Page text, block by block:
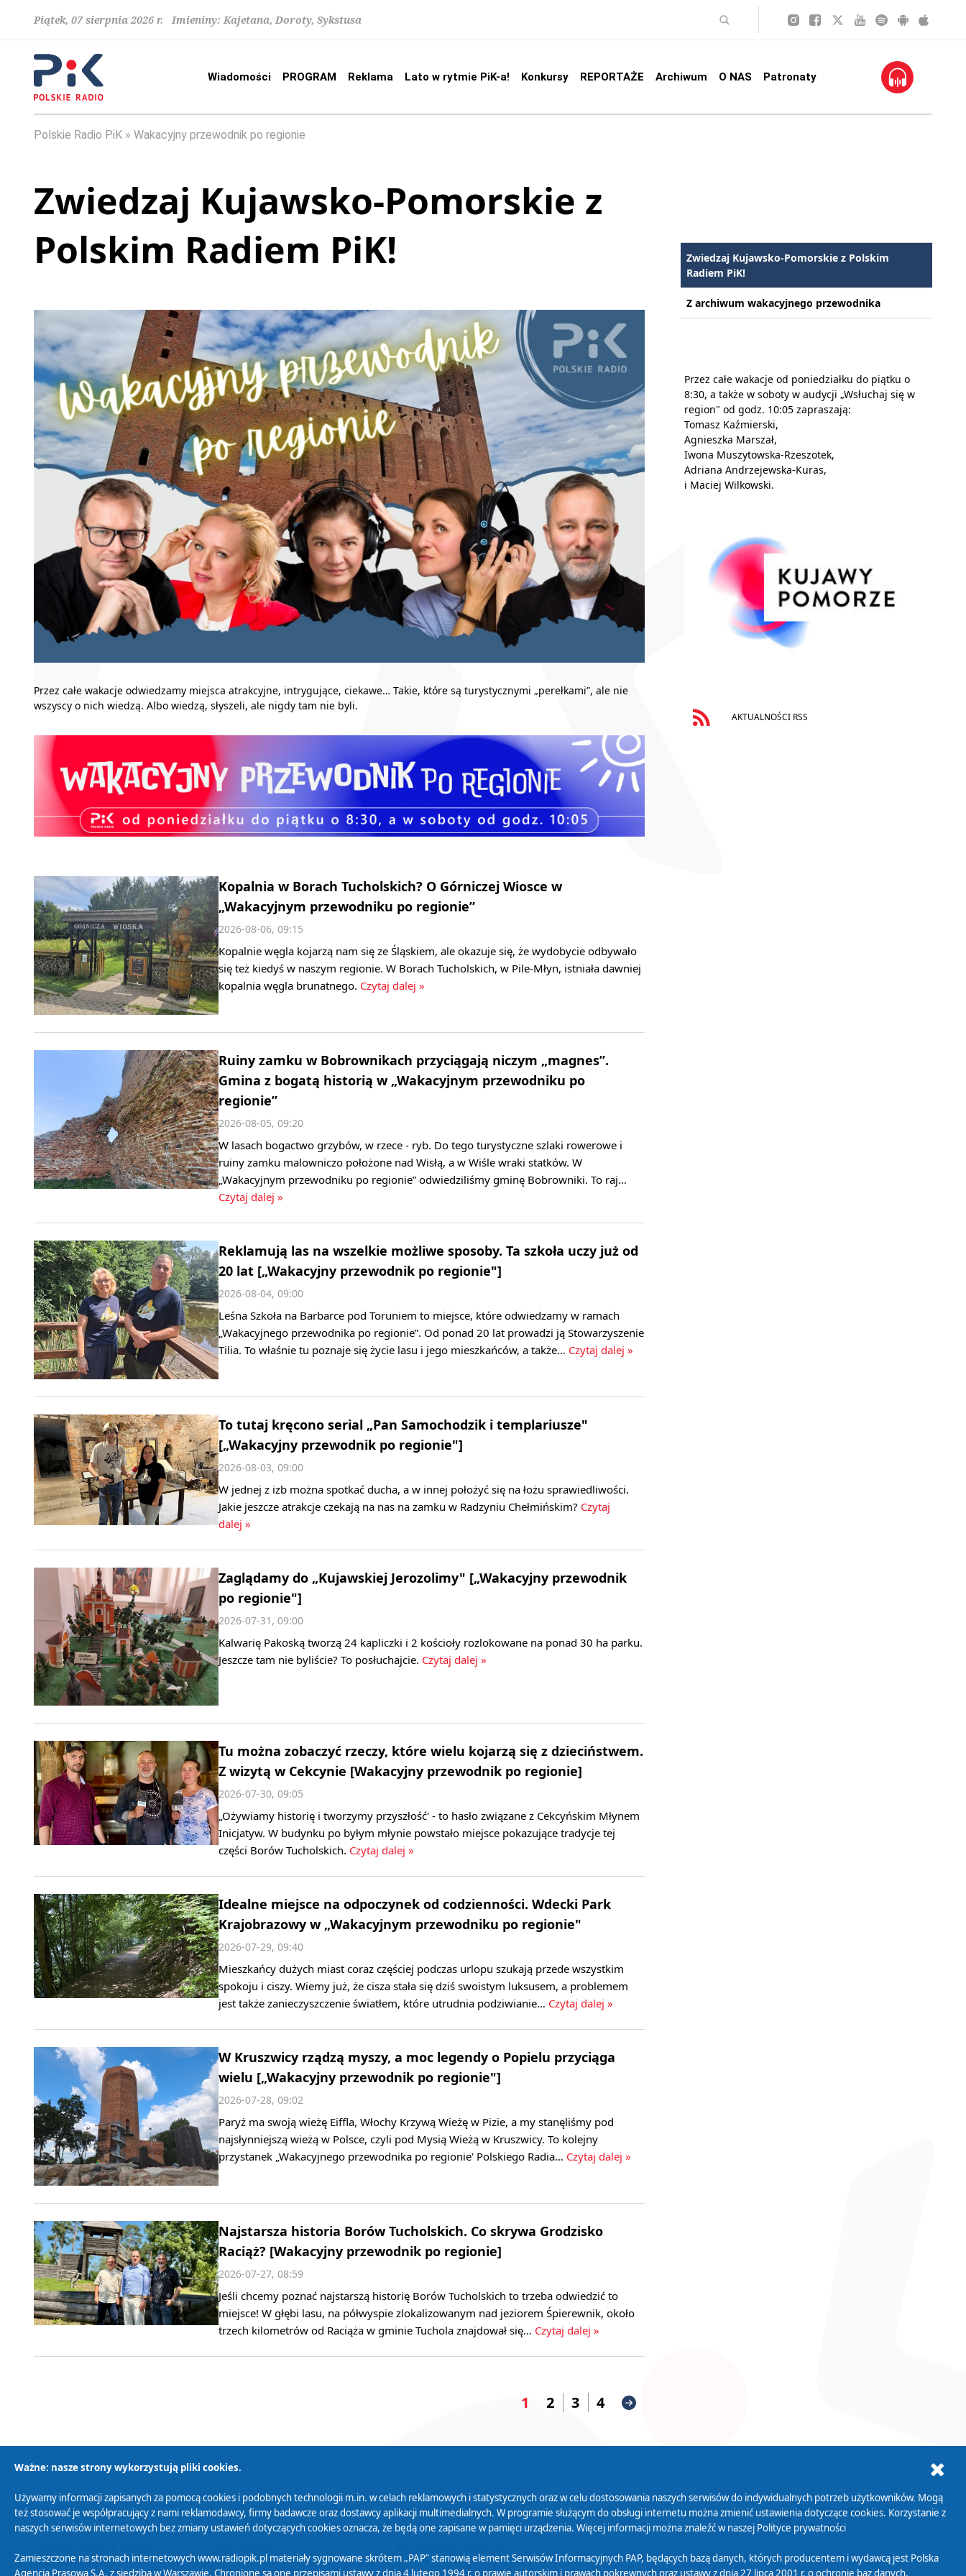
Piątek, 07 sierpnia 2026 r. Imieniny: Kajetana, Doroty, Sykstusa
Wiadomości PROGRAM Reklama Lato w rytmie PiK-a! Konkursy REPORTAŻE Archiwum O NAS Patronaty
Polskie Radio PiK Wakacyjny przewodnik po regionie
Zwiedzaj Kujawsko-Pomorskie z
Polskim Radiem PiK!
Przez całe wakacje odwiedzamy miejsca atrakcyjne, intrygujące, ciekawe… Takie, które są turystycznymi „perełkami”, ale nie
wszyscy o nich wiedzą. Albo wiedzą, słyszeli, ale nigdy tam nie byli.
Kopalnia w Borach Tucholskich? O Górniczej Wiosce w
„Wakacyjnym przewodniku po regionie”
2026-08-06, 09:15
Kopalnie węgla kojarzą nam się ze Śląskiem, ale okazuje się, że wydobycie odbywało
się też kiedyś w naszym regionie. W Borach Tucholskich, w Pile-Młyn, istniała dawniej
kopalnia węgla brunatnego. Czytaj dalej »
Ruiny zamku w Bobrownikach przyciągają niczym „magnes”.
Gmina z bogatą historią w „Wakacyjnym przewodniku po
regionie”
2026-08-05, 09:20
W lasach bogactwo grzybów, w rzece - ryb. Do tego turystyczne szlaki rowerowe i
ruiny zamku malowniczo położone nad Wisłą, a w Wiśle wraki statków. W
„Wakacyjnym przewodniku po regionie” odwiedziliśmy gminę Bobrowniki. To raj…
Czytaj dalej »
Reklamują las na wszelkie możliwe sposoby. Ta szkoła uczy już od
20 lat [„Wakacyjny przewodnik po regionie"]
2026-08-04, 09:00
Leśna Szkoła na Barbarce pod Toruniem to miejsce, które odwiedzamy w ramach
„Wakacyjnego przewodnika po regionie”. Od ponad 20 lat prowadzi ją Stowarzyszenie
Tilia. To właśnie tu poznaje się życie lasu i jego mieszkańców, a także… Czytaj dalej »
To tutaj kręcono serial „Pan Samochodzik i templariusze"
[„Wakacyjny przewodnik po regionie"]
2026-08-03, 09:00
W jednej z izb można spotkać ducha, a w innej położyć się na łożu sprawiedliwości.
Jakie jeszcze atrakcje czekają na nas na zamku w Radzyniu Chełmińskim? Czytaj
dalej »
Zaglądamy do „Kujawskiej Jerozolimy" [„Wakacyjny przewodnik
po regionie"]
2026-07-31, 09:00
Kalwarię Pakoską tworzą 24 kapliczki i 2 kościoły rozlokowane na ponad 30 ha parku.
Jeszcze tam nie byliście? To posłuchajcie. Czytaj dalej »
Tu można zobaczyć rzeczy, które wielu kojarzą się z dzieciństwem.
Z wizytą w Cekcynie [Wakacyjny przewodnik po regionie]
2026-07-30, 09:05
„Ożywiamy historię i tworzymy przyszłość' - to hasło związane z Cekcyńskim Młynem
Inicjatyw. W budynku po byłym młynie powstało miejsce pokazujące tradycje tej
części Borów Tucholskich. Czytaj dalej »
Idealne miejsce na odpoczynek od codzienności. Wdecki Park
Krajobrazowy w „Wakacyjnym przewodniku po regionie"
2026-07-29, 09:40
Mieszkańcy dużych miast coraz częściej podczas urlopu szukają przede wszystkim
spokoju i ciszy. Wiemy już, że cisza stała się dziś swoistym luksusem, a problemem
jest także zanieczyszczenie światłem, które utrudnia podziwianie… Czytaj dalej »
W Kruszwicy rządzą myszy, a moc legendy o Popielu przyciąga
wielu [„Wakacyjny przewodnik po regionie"]
2026-07-28, 09:02
Paryż ma swoją wieżę Eiffla, Włochy Krzywą Wieżę w Pizie, a my stanęliśmy pod
najsłynniejszą wieżą w Polsce, czyli pod Mysią Wieżą w Kruszwicy. To kolejny
przystanek „Wakacyjnego przewodnika po regionie' Polskiego Radia… Czytaj dalej »
Najstarsza historia Borów Tucholskich. Co skrywa Grodzisko
Raciąż? [Wakacyjny przewodnik po regionie]
2026-07-27, 08:59
Jeśli chcemy poznać najstarszą historię Borów Tucholskich to trzeba odwiedzić to
miejsce! W głębi lasu, na półwyspie zlokalizowanym nad jeziorem Śpierewnik, około
trzech kilometrów od Raciąża w gminie Tuchola znajdował się… Czytaj dalej »
1 2 3 4
Zwiedzaj Kujawsko-Pomorskie z Polskim
Radiem PiK!
Z archiwum wakacyjnego przewodnika
Przez całe wakacje od poniedziałku do piątku o
8:30, a także w soboty w audycji „Wsłuchaj się w
region" od godz. 10:05 zapraszają:
Tomasz Kaźmierski,
Agnieszka Marszał,
Iwona Muszytowska-Rzeszotek,
Adriana Andrzejewska-Kuras,
i Maciej Wilkowski.
AKTUALNOŚCI RSS
Polityka Prywatności Zasady korzystania z Serwisu
Organizacje Pożytku
Publicznego
Cyfryzacja DAB+
osobowych
Biuletyn Informacji
Publicznej
Ważne: nasze strony wykorzystują pliki cookies.
Używamy informacji zapisanych za pomocą cookies i podobnych technologii m.in. w celach reklamowych i statystycznych oraz w celu dostosowania naszych serwisów do indywidualnych potrzeb użytkowników. Mogą
też stosować je współpracujący z nami reklamodawcy, firmy badawcze oraz dostawcy aplikacji multimedialnych. W programie służącym do obsługi internetu można zmienić ustawienia dotyczące cookies. Korzystanie z
naszych serwisów internetowych bez zmiany ustawień dotyczących cookies oznacza, że będą one zapisane w pamięci urządzenia. Więcej informacji można znaleźć w naszej Polityce prywatności
Zamieszczone na stronach internetowych www.radiopik.pl materiały sygnowane skrótem „PAP” stanowią element Serwisów Informacyjnych PAP, będących bazą danych, których producentem i wydawcą jest Polska
Agencja Prasowa S.A. z siedzibą w Warszawie. Chronione są one przepisami ustawy z dnia 4 lutego 1994 r. o prawie autorskim i prawach pokrewnych oraz ustawy z dnia 27 lipca 2001 r. o ochronie baz danych.